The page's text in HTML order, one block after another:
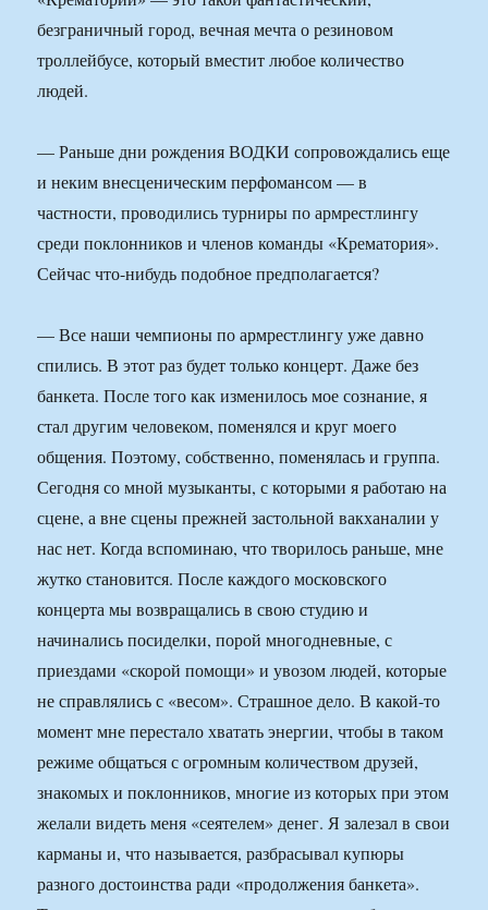
безграничный город, вечная мечта о резиновом
троллейбусе, который вместит любое количество
людей.
— Раньше дни рождения ВОДКИ сопровождались еще
и неким внесценическим перфомансом — в
частности, проводились турниры по армрестлингу
среди поклонников и членов команды «Крематория».
Сейчас что-нибудь подобное предполагается?
— Все наши чемпионы по армрестлингу уже давно
спились. В этот раз будет только концерт. Даже без
банкета. После того как изменилось мое сознание, я
стал другим человеком, поменялся и круг моего
общения. Поэтому, собственно, поменялась и группа.
Сегодня со мной музыканты, с которыми я работаю на
сцене, а вне сцены прежней застольной вакханалии у
нас нет. Когда вспоминаю, что творилось раньше, мне
жутко становится. После каждого московского
концерта мы возвращались в свою студию и
начинались посиделки, порой многодневные, с
приездами «скорой помощи» и увозом людей, которые
не справлялись с «весом». Страшное дело. В какой-то
момент мне перестало хватать энергии, чтобы в таком
режиме общаться с огромным количеством друзей,
знакомых и поклонников, многие из которых при этом
желали видеть меня «сеятелем» денег. Я залезал в свои
карманы и, что называется, разбрасывал купюры
разного достоинства ради «продолжения банкета».